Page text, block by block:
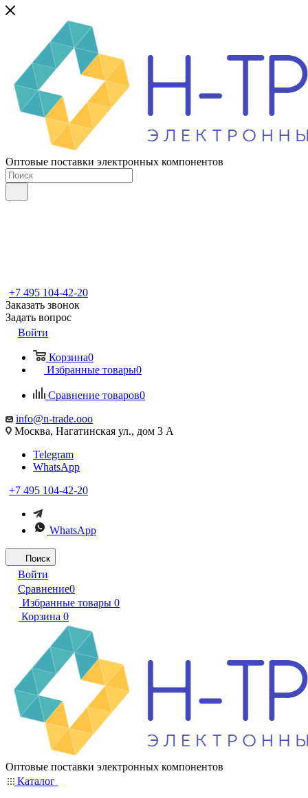
Оптовые поставки электронных компонентов
+7 495 104-42-20
Заказать звонок
Задать вопрос
Войти
Корзина0
Избранные товары0
Сравнение товаров0
info@n-trade.ooo
Москва, Нагатинская ул., дом 3 А
Telegram
WhatsApp
+7 495 104-42-20
WhatsApp
Поиск
Войти
Сравнение0
Избранные товары 0
Корзина 0
Оптовые поставки электронных компонентов
Каталог